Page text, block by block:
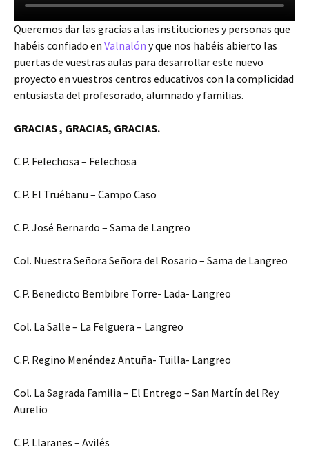
Queremos dar las gracias a las instituciones y personas que
habéis confiado en Valnalón y que nos habéis abierto las
puertas de vuestras aulas para desarrollar este nuevo
proyecto en vuestros centros educativos con la complicidad
entusiasta del profesorado, alumnado y familias.
GRACIAS , GRACIAS, GRACIAS.
C.P. Felechosa – Felechosa
C.P. El Truébanu – Campo Caso
C.P. José Bernardo – Sama de Langreo
Col. Nuestra Señora Señora del Rosario – Sama de Langreo
C.P. Benedicto Bembibre Torre- Lada- Langreo
Col. La Salle – La Felguera – Langreo
C.P. Regino Menéndez Antuña- Tuilla- Langreo
Col. La Sagrada Familia – El Entrego – San Martín del Rey
Aurelio
C.P. Llaranes – Avilés